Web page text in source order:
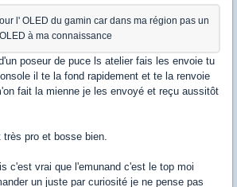
l' OLED du gamin car dans ma région pas un
à ma connaissance
poseur de puce ls atelier fais les envoie tu
il te la fond rapidement et te la renvoie
fait la mienne je les envoyé et reçu aussitôt
pro et bosse bien.
c'est vrai que l'emunand c'est le top moi
un juste par curiosité je ne pense pas